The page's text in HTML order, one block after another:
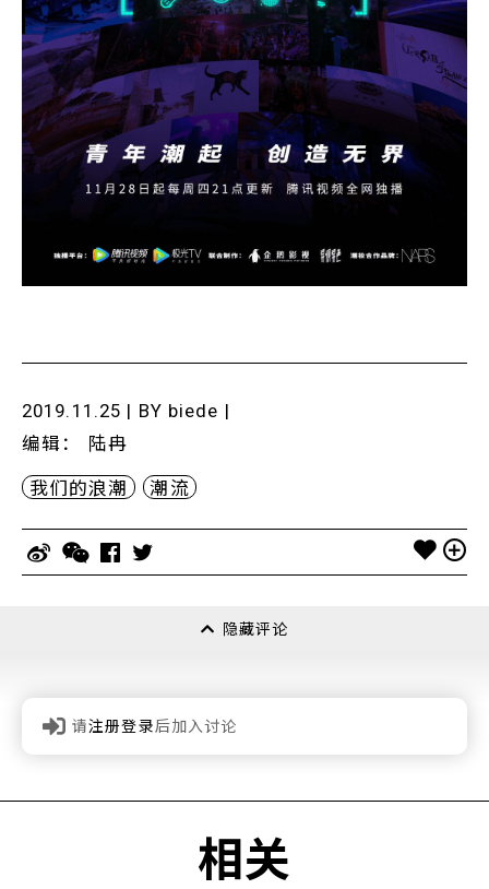
2019.11.25 | BY biede |
编辑 ： 陆冉
我们的浪潮 潮流
隐藏评论
请注册登录后加入讨论
相关